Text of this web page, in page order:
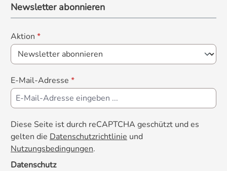
Newsletter abonnieren
Aktion *
E-Mail-Adresse *
Diese Seite ist durch reCAPTCHA geschützt und es
gelten die Datenschutzrichtlinie und
Nutzungsbedingungen.
Datenschutz